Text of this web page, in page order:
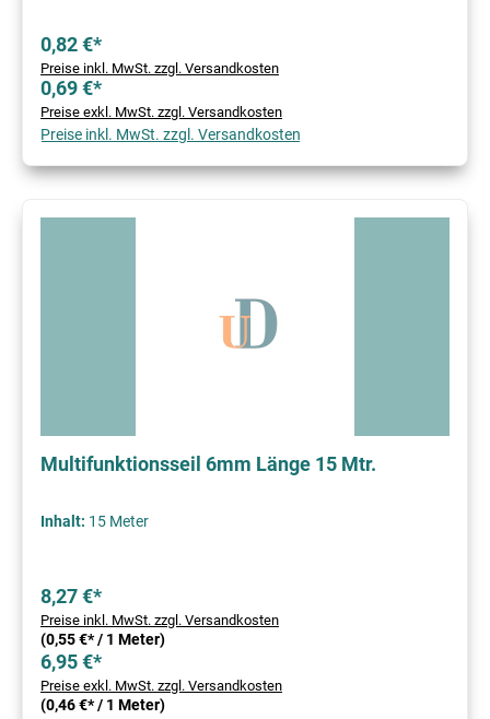
0,82 €*
Preise inkl. MwSt. zzgl. Versandkosten
0,69 €*
Preise exkl. MwSt. zzgl. Versandkosten
Preise inkl. MwSt. zzgl. Versandkosten
Multifunktionsseil 6mm Länge 15 Mtr.
Inhalt: 15 Meter
8,27 €*
Preise inkl. MwSt. zzgl. Versandkosten
(0,55 €* / 1 Meter)
6,95 €*
Preise exkl. MwSt. zzgl. Versandkosten
(0,46 €* / 1 Meter)